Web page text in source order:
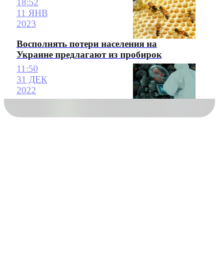
18:52
11 ЯНВ
2023
Восполнять потери населения на
Украине предлагают из пробирок
11:50
31 ДЕК
2022